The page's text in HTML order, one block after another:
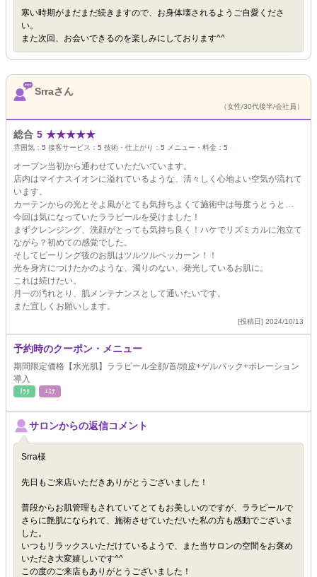
寒い時期がまだまだ続きますので、お身体壊されるようご自愛くださ
い。
また次回、お会いできるのを楽しみにしております^^
Srraさん
（女性/30代後半/会社員）
総合 5 ★★★★★
雰囲気： 5 接客サービス： 5 技術・仕上がり： 5 メニュー・料金： 5
オープン当初から通わせていただいています。
店内はマイナスイオンに溢れているような、清々しく心地よい空気が流れて
います。
カーテンからの光とそよ風がとても気持ちよくて施術中は毎度うとうと…
今回は気になっていたララピールを受けました！
まずクレンジング、洗顔がとっても気持ち良く！ハケでリズミカルに泡立て
ながら？初めての感覚でした。
そしてピーリング後のお肌はツルツルペッカーン！！
光を身方につけたかのような、濁りのない、発光しているお肌に。
これは続けたい。
月一の汚れとり、肌メンテナンスとして通いたいです。
また宜しくお願いします。
[投稿日] 2024/10/13
予約時のクーポン・メニュー
期間限定価格【水光肌】ララピール全顔/首/頭皮+ゲルパック+ポレーション
導入
ﾘﾗｸ ｴｽﾃ
サロンからの返信コメント
Srra様
先日もご来店いただきありがとうございました！
普段からお肌管理もされていてとてもお美しいのですが、ララピールで
さらに艶肌になられて、施術させていただいた私の方も感動でございま
した。
いつもリラックスいただけているようで、また当サロンの空間をお褒め
いただき大変嬉しいです^^
この度のご来店もありがとうございました！